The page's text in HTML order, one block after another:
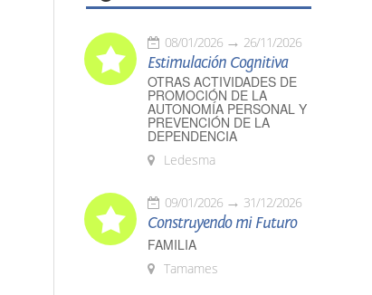
08/01/2026 26/11/2026
Estimulación Cognitiva
OTRAS ACTIVIDADES DE
PROMOCIÓN DE LA
AUTONOMÍA PERSONAL Y
PREVENCIÓN DE LA
DEPENDENCIA
Ledesma
09/01/2026 31/12/2026
Construyendo mi Futuro
FAMILIA
Tamames